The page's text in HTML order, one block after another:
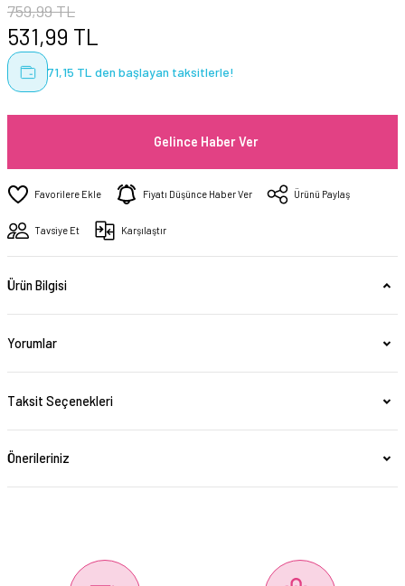
759,99 TL
531,99 TL
71,15 TL den başlayan taksitlerle!
Gelince Haber Ver
Fiyatı Düşünce Haber Ver Ürünü Paylaş
Tavsiye Et Karşılaştır
Ürün Bilgisi
Yorumlar
Taksit Seçenekleri
Önerileriniz